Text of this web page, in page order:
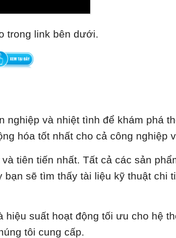
trong link bên dưới.
nghiệp và nhiệt tình để khám phá
hóa tốt nhất cho cả công nghiệp
tiên tiến nhất. Tất cả các sản
sẽ tìm thấy tài liệu kỹ thuật chi
suất hoạt động tối ưu cho hệ
tôi cung cấp.